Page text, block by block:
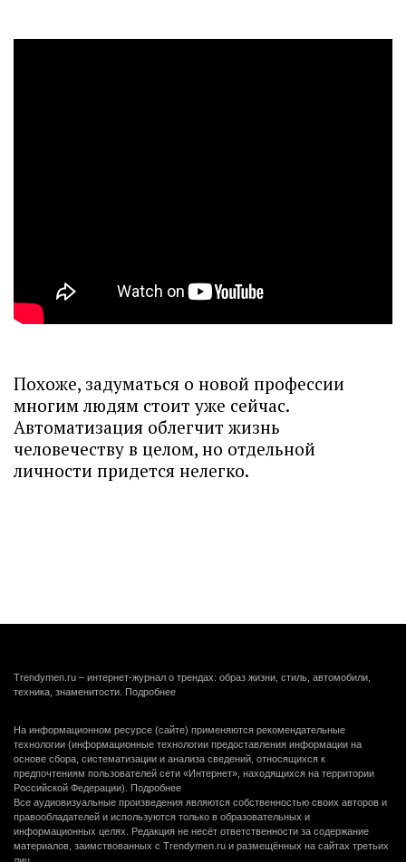
Похоже, задуматься о новой профессии
многим людям стоит уже сейчас.
Автоматизация облегчит жизнь
человечеству в целом, но отдельной
личности придется нелегко.
Trendymen.ru – интернет-журнал о трендах: образ жизни, стиль, автомобили,
техника, знаменитости. Подробнее
На информационном ресурсе (сайте) применяются рекомендательные
технологии (информационные технологии предоставления информации на
основе сбора, систематизации и анализа сведений, относящихся к
предпочтениям пользователей сети «Интернет», находящихся на территории
Российской Федерации). Подробнее
Все аудиовизуальные произведения являются собственностью своих авторов и
правообладателей и используются только в образовательных и
информационных целях. Редакция не несёт ответственности за содержание
материалов, заимствованных с Trendymen.ru и размещённых на сайтах третьих